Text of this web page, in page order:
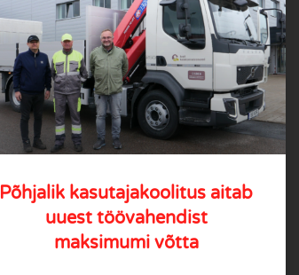
Põhjalik kasutajakoolitus aitab
uuest töövahendist
maksimumi võtta